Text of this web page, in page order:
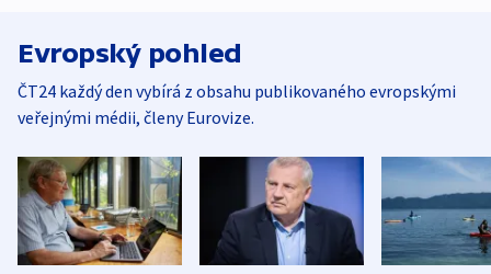
Evropský pohled
ČT24 každý den vybírá z obsahu publikovaného evropskými
veřejnými médii, členy Eurovize.